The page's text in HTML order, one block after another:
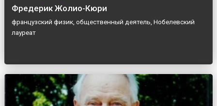
Фредерик Жолио-Кюри
французский физик, общественный деятель, Нобелевский
лауреат